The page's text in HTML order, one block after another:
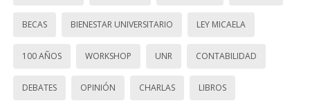
BECAS BIENESTAR UNIVERSITARIO LEY MICAELA
100 AÑOS WORKSHOP UNR CONTABILIDAD
DEBATES OPINIÓN CHARLAS LIBROS